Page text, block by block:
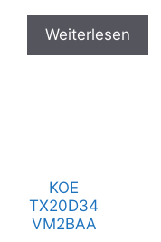
Weiterlesen
KOE
TX20D34
VM2BAA